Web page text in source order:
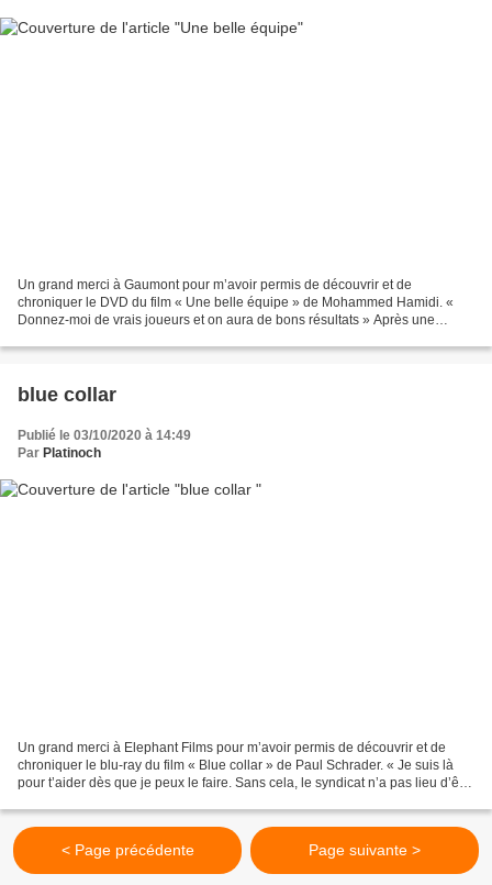
Un grand merci à Gaumont pour m’avoir permis de découvrir et de
chroniquer le DVD du film « Une belle équipe » de Mohammed Hamidi. «
Donnez-moi de vrais joueurs et on aura de bons résultats » Après une
blue collar
Publié le 03/10/2020 à 14:49
Par Platinoch
Un grand merci à Elephant Films pour m’avoir permis de découvrir et de
chroniquer le blu-ray du film « Blue collar » de Paul Schrader. « Je suis là
pour t’aider dès que je peux le faire. Sans cela, le syndicat n’a pas lieu d’être
< Page précédente Page suivante >